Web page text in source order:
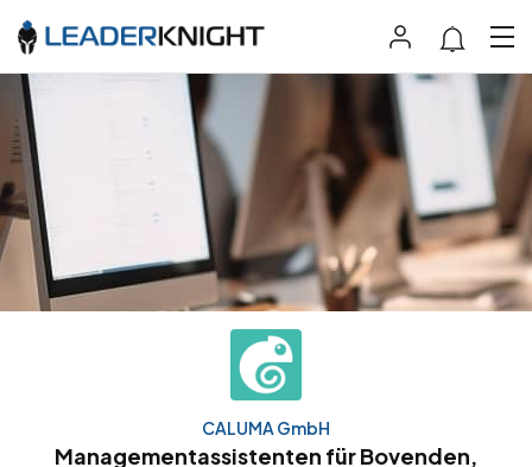
CALUMA GmbH
Managementassistenten für Bovenden,